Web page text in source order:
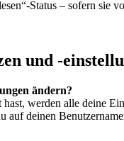
Status – sofern
und -
ändern?
werden alle deine
auf deinen